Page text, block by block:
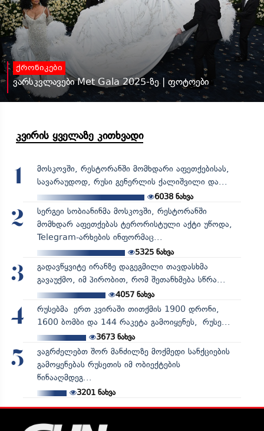
ქრონიკები
ვარსკვლავები Met Gala 2025-ზე | ფოტოები
კვირის ყველაზე კითხვადი
1
მოსკოვში, რესტორანში მომხდარი აფეთქებისას,
სავარაუდოდ, რუსი გენერლის ქალიშვილი და...
6038 ნახვა
2
სერგეი სობიანინმა მოსკოვში, რესტორანში
მომხდარ აფეთქებას ტერორისტული აქტი უწოდა,
Telegram-არხების ინფორმაც...
5325ნახვა
3
გადავწყვიტე ირანზე დაგეგმილი თავდასხმა
გავაუქმო, იმ პირობით, რომ შეთანხმება სწრა...
4057ნახვა
4
რუსებმა ერთ კვირაში თითქმის 1900 დრონი,
1600 ბომბი და 144 რაკეტა გამოიყენეს, რუსე...
3673ნახვა
5
ვაგრძელებთ შორ მანძილზე მოქმედი სანქციების
გამოყენებას რუსეთის იმ ობიექტების
წინააღმდეგ...
3201ნახვა